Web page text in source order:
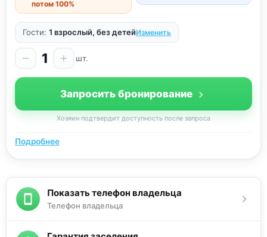
Здесь расположены кафе, уютные кофейни,
торговый центр с кинотеатром и детский парк.
Наши правила:
Время заезда: с 14.00
Время выезда: до 12.00
Проживание с животными обсуждается заранее.
В доме запрещено курение, включая кальяны.
мероприятий и праздников.
потом 100%
Гости: 1 взрослый, без детейИзменить
1 шт.
Запросить бронирование
Хозяин подтвердит доступность после запроса
Подробнее
Показать телефон владельца
Телефон владельца